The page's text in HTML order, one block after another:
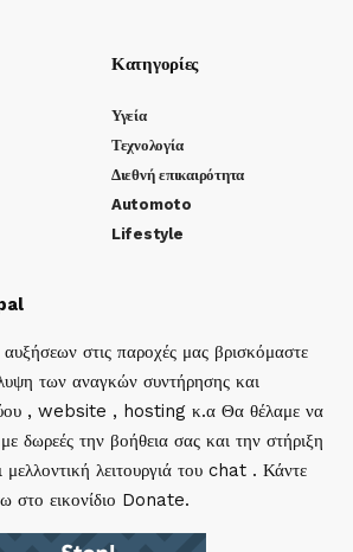
Κατηγορίες
Υγεία
Τεχνολογία
Διεθνή επικαιρότητα
Automoto
Lifestyle
στις παροχές μας βρισκόμαστε
των αναγκών συντήρησης και
, website , hosting κ.α Θα θέλαμε να
δωρεές την βοήθεια σας και την στήριξη
μελλοντική λειτουργιά του chat . Κάντε
στο εικονίδιο Donate.